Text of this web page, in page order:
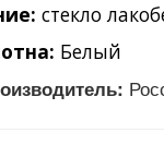
стекло
Белый